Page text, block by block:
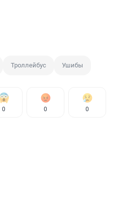
Троллейбус Ушибы
0 0 0